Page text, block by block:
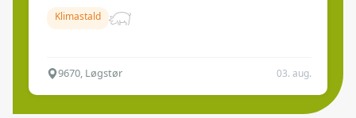
Klimastald
9670, Løgstør 03. aug.